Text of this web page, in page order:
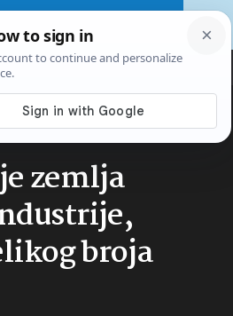
Smart Industry
zemlja
broja